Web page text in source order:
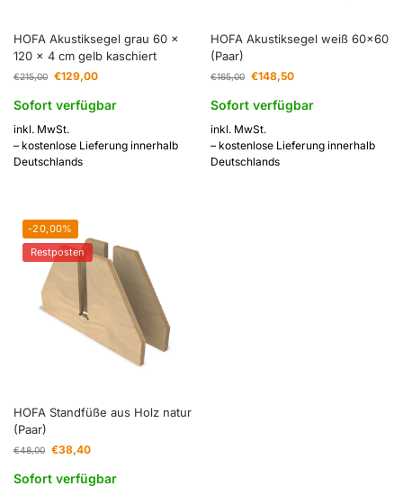
HOFA Akustiksegel grau 60 x
120 x 4 cm gelb kaschiert
€215,00 €129,00
Sofort verfügbar
inkl. MwSt.
– kostenlose Lieferung innerhalb
Deutschlands
HOFA Akustiksegel weiß 60×60
(Paar)
€165,00 €148,50
Sofort verfügbar
inkl. MwSt.
– kostenlose Lieferung innerhalb
Deutschlands
-20,00%
Restposten
HOFA Standfüße aus Holz natur
(Paar)
€48,00 €38,40
Sofort verfügbar